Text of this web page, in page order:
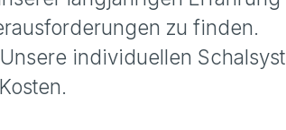
zu finden.
individuellen